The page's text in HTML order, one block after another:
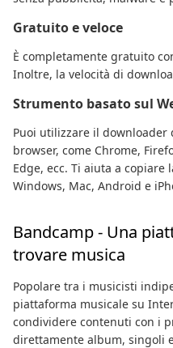
Gratuito e veloce
È completamente gratuito
Inoltre, la velocità di
Strumento basato sul
Puoi utilizzare il downloader
browser, come Chrome,
Edge, ecc. Ti aiuta a copiare
Windows, Mac, Android e
Bandcamp - Una
trovare musica
Popolare tra i musicisti
piattaforma musicale su
condividere contenuti con i
direttamente album, singoli